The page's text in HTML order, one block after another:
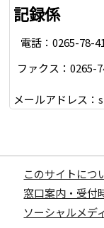
記録係
電話：0265-78-
ファクス：0265-
メールアドレス：
このサイトにつ
窓口案内・受付
ソーシャルメデ